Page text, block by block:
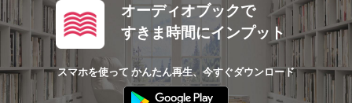
オーディオブックで
すきま時間にインプット
スマホを使って かんたん再生、今すぐダウンロード